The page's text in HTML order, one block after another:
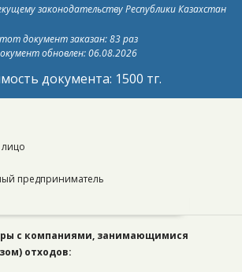
законодательству Республики Казахстан
документ заказан: 83 раз
обновлен: 06.08.2026
документа: 1500 тг.
предприниматель
с компаниями, занимающимися
отходов: